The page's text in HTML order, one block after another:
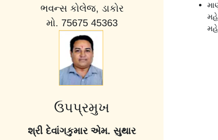
ભવન્સ કોલેજ, ડાકોર
મો. 75675 45363
ઉપપ્રમુખ
શ્રી દેવાંગકુમાર એમ. સુથાર